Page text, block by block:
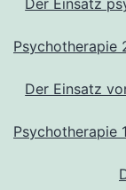
Psychotherapie
Der Einsatz
Psychotherapie